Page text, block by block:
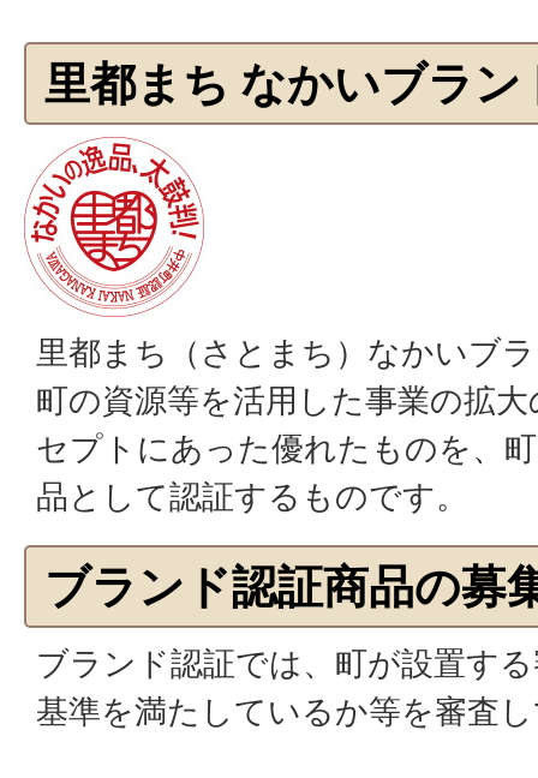
里都まち なかいブラン
里都まち（さとまち）なかいブ
町の資源等を活用した事業の拡
セプトにあった優れたものを、
品として認証するものです。
ブランド認証商品の募
ブランド認証では、町が設置す
基準を満たしているか等を審査